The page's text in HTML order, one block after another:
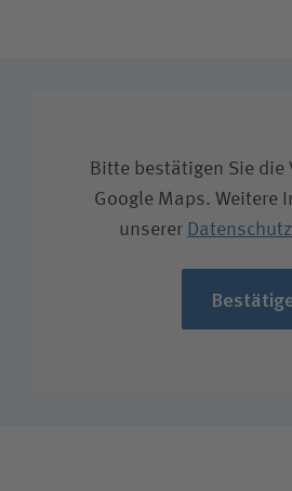
Bitte bestätigen Sie die
Google Maps. Weitere
unserer